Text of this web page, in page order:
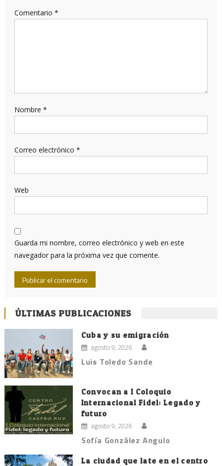
Comentario *
Nombre *
Correo electrónico *
Web
Guarda mi nombre, correo electrónico y web en este
navegador para la próxima vez que comente.
ÚLTIMAS PUBLICACIONES
Cuba y su emigración
agosto 9, 2026
Luis Toledo Sande
Convocan a I Coloquio
Internacional Fidel: Legado y
futuro
agosto 9, 2026
Sofía González Angulo
La ciudad que late en el centro